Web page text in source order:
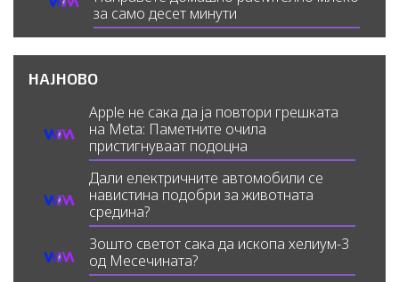
за само десет минути
НАЈНОВО
Apple не сака да ја повтори грешката
на Meta: Паметните очила
пристигнуваат подоцна
Дали електричните автомобили се
навистина подобри за животната
средина?
Зошто светот сака да ископа хелиум-3
од Месечината?